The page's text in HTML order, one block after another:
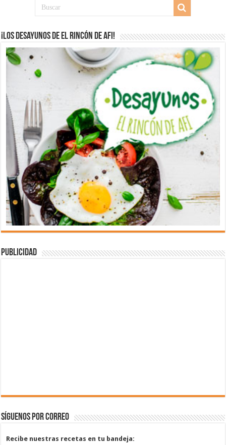
¡Los desayunos de El Rincón de Afi!
Publicidad
Síguenos por correo
Recibe nuestras recetas en tu bandeja: